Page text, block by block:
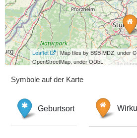
Leaflet
| Map tiles by BSB MDZ, under
OpenStreetMap, under ODbL.
Symbole auf der Karte
Geburtsort